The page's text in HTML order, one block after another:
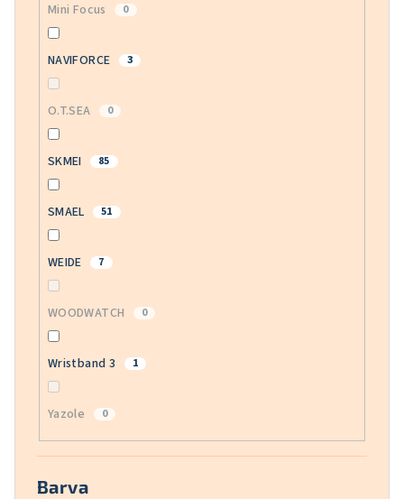
Mini Focus 0
NAVIFORCE 3
O.T.SEA 0
SKMEI 85
SMAEL 51
WEIDE 7
WOODWATCH 0
Wristband 3 1
Yazole 0
Barva